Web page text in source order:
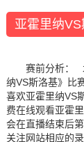
亚霍里纳
赛前分析：
纳VS斯洛基》比
喜欢亚霍里纳VS
费在线观看亚霍
会在直播结束后
关注网站相应的